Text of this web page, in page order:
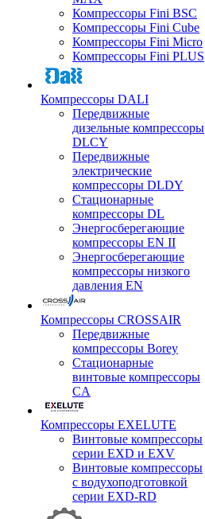
Компрессоры Fini BSC
Компрессоры Fini Cube
Компрессоры Fini Micro
Компрессоры Fini PLUS
Компрессоры DALI
Передвижные
дизельные компрессоры
DLCY
Передвижные
электрические
компрессоры DLDY
Стационарные
компрессоры DL
Энергосберегающие
компрессоры EN II
Энергосберегающие
компрессоры низкого
давления EN
Компрессоры CROSSAIR
Передвижные
компрессоры Borey
Стационарные
винтовые компрессоры
CA
Компрессоры EXELUTE
Винтовые компрессоры
серии EXD и EXV
Винтовые компрессоры
с водухоподготовкой
серии EXD-RD